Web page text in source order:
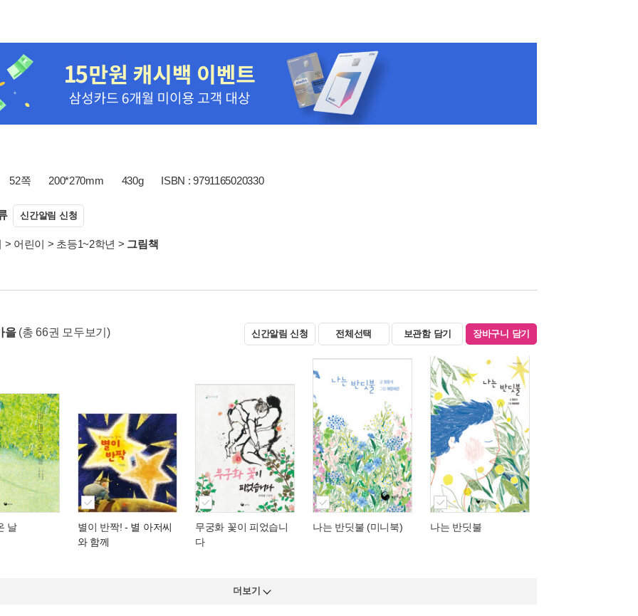
52쪽 200*270mm 430g ISBN : 9791165020330
신간알림 신청
> 어린이 > 초등1~2학년 > 그림책
을 (총 66권 모두보기) 신간알림 신청 전체선택 보관함 담기 장바구니 담기
날 별이 반짝! - 별 아저씨
와 함께
무궁화 꽃이 피었습니
다
나는 반딧불 (미니북) 나는 반딧불
더보기